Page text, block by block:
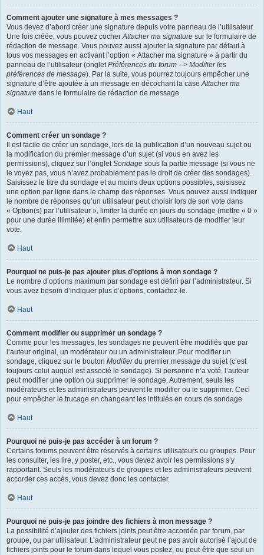
Comment ajouter une signature à mes messages ?
Vous devez d’abord créer une signature depuis votre panneau de l’utilisateur.
Une fois créée, vous pouvez cocherAttacher ma signature sur le formulaire de
rédaction de message. Vous pouvez aussi ajouter la signature par défaut à
tous vos messages en activant l’option « Attacher ma signature » à partir du
panneau de l’utilisateur (ongletPréférences du forum --> Modifier les
préférences de message). Par la suite, vous pourrez toujours empêcher une
signature d’être ajoutée à un message en décochant la caseAttacher ma
signature dans le formulaire de rédaction de message.
Haut
Comment créer un sondage ?
Il est facile de créer un sondage, lors de la publication d’un nouveau sujet ou
la modification du premier message d’un sujet (si vous en avez les
permissions), cliquez sur l’ongletSondage sous la partie message (si vous ne
le voyez pas, vous n’avez probablement pas le droit de créer des sondages).
Saisissez le titre du sondage et au moins deux options possibles, saisissez
une option par ligne dans le champ des réponses. Vous pouvez aussi indiquer
le nombre de réponses qu’un utilisateur peut choisir lors de son vote dans
« Option(s) par l’utilisateur », limiter la durée en jours du sondage (mettre « 0 »
pour une durée illimitée) et enfin permettre aux utilisateurs de modifier leur
vote.
Haut
Pourquoi ne puis-je pas ajouter plus d’options à mon sondage ?
Le nombre d’options maximum par sondage est défini par l’administrateur. Si
vous avez besoin d’indiquer plus d’options, contactez-le.
Haut
Comment modifier ou supprimer un sondage ?
Comme pour les messages, les sondages ne peuvent être modifiés que par
l’auteur original, un modérateur ou un administrateur. Pour modifier un
sondage, cliquez sur le bouton Modifierdu premier message du sujet (c’est
toujours celui auquel est associé le sondage). Si personne n’a voté, l’auteur
peut modifier une option ou supprimer le sondage. Autrement, seuls les
modérateurs et les administrateurs peuvent le modifier ou le supprimer. Ceci
pour empêcher le trucage en changeant les intitulés en cours de sondage.
Haut
Pourquoi ne puis-je pas accéder à un forum ?
Certains forums peuvent être réservés à certains utilisateurs ou groupes. Pour
les consulter, les lire, y poster, etc., vous devez avoir les permissions s’y
rapportant. Seuls les modérateurs de groupes et les administrateurs peuvent
accorder ces accès, vous devez donc les contacter.
Haut
Pourquoi ne puis-je pas joindre des fichiers à mon message ?
La possibilité d’ajouter des fichiers joints peut être accordée par forum, par
groupe, ou par utilisateur. L’administrateur peut ne pas avoir autorisé l’ajout de
fichiers joints pour le forum dans lequel vous postez, ou peut-être que seul un